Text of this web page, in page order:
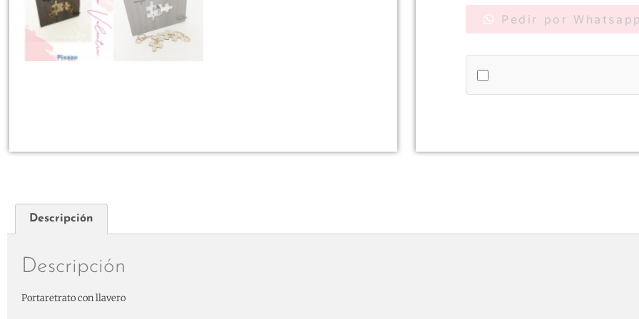
Pedir por
Descripción
Descripción
Portaretrato con llavero